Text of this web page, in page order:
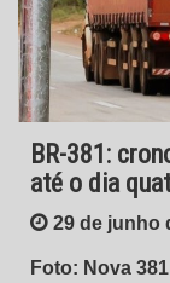
BR-381:
até o dia
29 de junho
Foto: Nova